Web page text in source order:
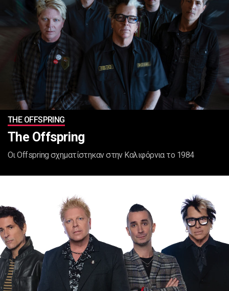
ΤHE OFFSPRING
The Offspring
Οι Offspring σχηματίστηκαν στην Καλιφόρνια το 1984